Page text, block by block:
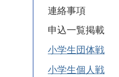
連絡事項
申込一覧掲載
小学生団体戦
小学生個人戦